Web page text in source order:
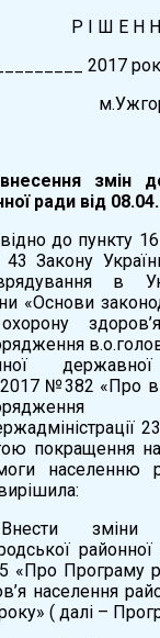
Р І Ш Е Н
2017
змін
ради від
до пункту
43 Закону
в
«Основи
державної
№382 «Про
покращення
населенню
зміни
«Про Програму
населення
( далі –